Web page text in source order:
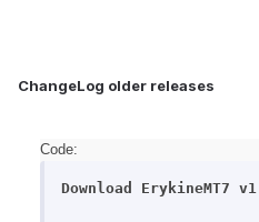
ChangeLog older releases
Code:
Download ErykineMT7